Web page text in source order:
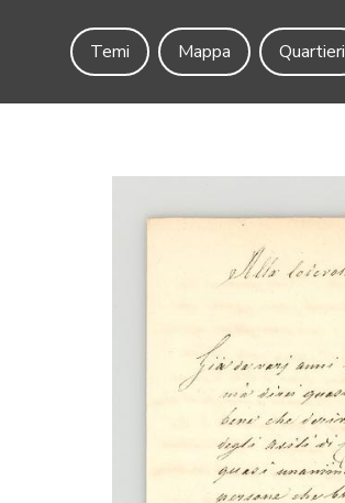
Temi
Mappa Quartieri